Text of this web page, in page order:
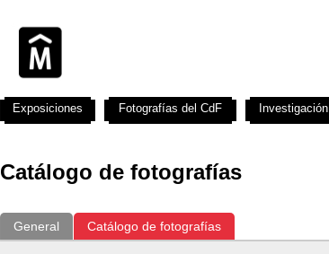
Catálogo de fotografías
General Catálogo de fotografías
Exposiciones Fotografías del CdF Investigación